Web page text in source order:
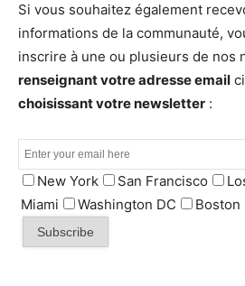
Si vous souhaitez également
informations de la communauté,
inscrire à une ou plusieurs de nos
renseignant votre adresse email
choisissant votre newsletter :
New York San Francisco
Miami
Washington DC Boston